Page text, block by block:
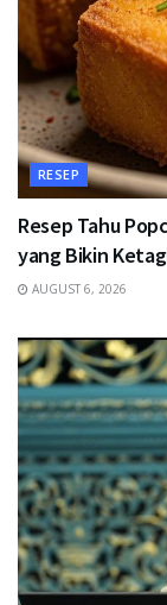
RESEP
Resep Tahu
yang Bikin
AUGUST 6, 2026